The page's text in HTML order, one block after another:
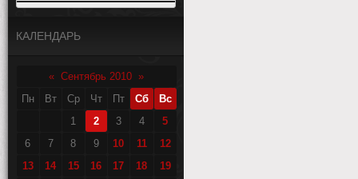
КАЛЕНДАРЬ
« Сентябрь 2010 »
Пн
Вт Ср Чт Пт Сб
Вс
1
2 3 4
5
6
7 8 9 10 11
12
13
14 15 16 17 18
19